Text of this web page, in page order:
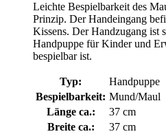
Leichte Bespielbarkeit des
Prinzip. Der Handeingang
Kissens. Der Handzugang ist
Handpuppe für Kinder und
bespielbar ist.
Typ:
Handpuppe
Bespielbarkeit: Mund/Maul
Länge ca.:
37 cm
Breite ca.:
37 cm